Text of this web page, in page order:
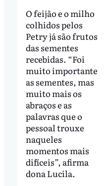
O feijão e o milho
colhidos pelos
Petry já são frutos
das sementes
recebidas. “Foi
muito importante
as sementes, mas
muito mais os
abraços e as
palavras que o
pessoal trouxe
naqueles
momentos mais
difíceis”, afirma
dona Lucila.